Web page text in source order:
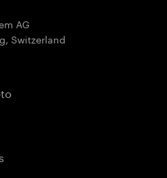
AG
, Switzerland